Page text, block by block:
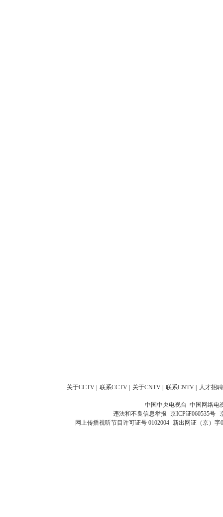
关于CCTV 联系CCTV 关于CNTV 联系CNTV 人才招聘
中国中央电视台 中国网络电
违法和不良信息举报 京ICP证060535号
网上传播视听节目许可证号 0102004 新出网证（京）